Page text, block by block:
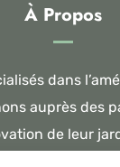
À Propos
dans
auprès des
de leur